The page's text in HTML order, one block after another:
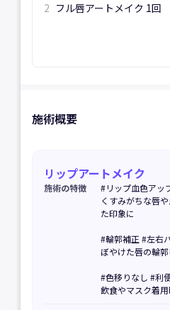
2 フル唇アートメイク 1回
施術概要
リップアートメイク
施術の特徴
#リップ血色アッ
くすみがちな唇
た印象に
#輪郭補正 #左右
ぼやけた唇の輪
#色移りなし #利
飲食やマスク着